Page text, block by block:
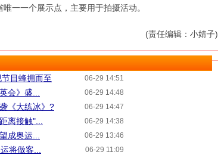
一一个展示点，主要用于拍摄活动。
(责任编辑：小婧子)
06-29 14:51
目蜂拥而至
06-29 14:48
会》盛...
06-29 14:47
《大练冰》?
06-29 14:38
离接触"...
06-29 13:46
成奥运...
06-29 11:09
将做客...